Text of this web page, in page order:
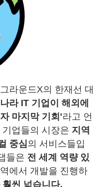
라운드X의 한재선 대
라 IT 기업이 해외에
마지막 기회'라고 언
업들의 시장은 지역
중심의 서비스들입
들은 전 세계 역량 있
에서 개발을 진행하
씬 넓습니다.